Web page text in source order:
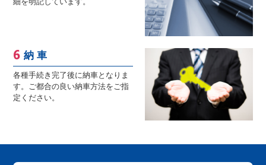
納 車
各種手続き完了後に納車となりま
す。ご都合の良い納車方法をご指
定ください。